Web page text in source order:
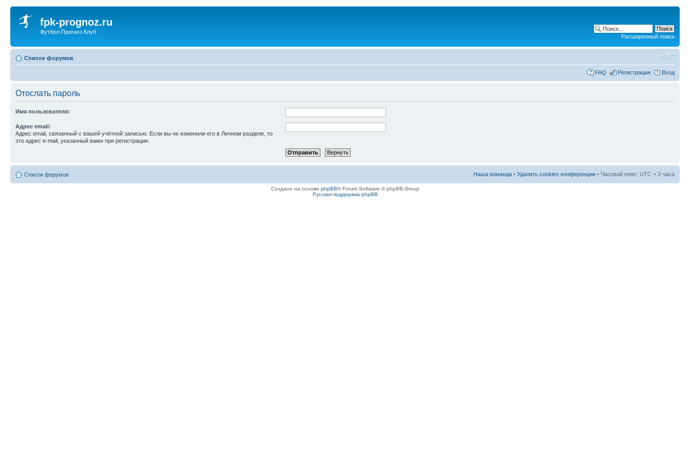
fpk-prognoz.ru
Футбол-Прогноз Клуб
Расширенный поиск
Список форумов
FAQ Регистрация Вход
Отослать пароль
Имя пользователя:
Адрес email:
Адрес email, связанный с вашей учётной записью. Если вы не изменили его в Личном разделе, то
это адрес e-mail, указанный вами при регистрации.
Список форумов Наша команда • Удалить cookies конференции • Часовой пояс: UTC + 3 часа
Создано на основе phpBB® Forum Software © phpBB Group
Русская поддержка phpBB